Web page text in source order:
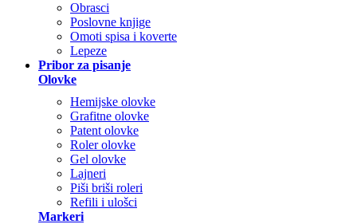
Obrasci
Poslovne knjige
Omoti spisa i koverte
Lepeze
Pribor za pisanje
Olovke
Hemijske olovke
Grafitne olovke
Patent olovke
Roler olovke
Gel olovke
Lajneri
Piši briši roleri
Refili i ulošci
Markeri